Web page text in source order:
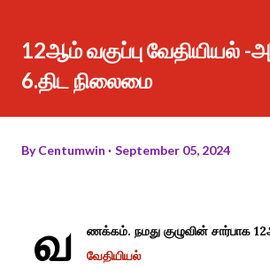
12ஆம் வகுப்பு வேதியியல் -
6.திட நிலைமை
ByCentumwin September 05, 2024
வ
ணக்கம். நமது குழுவின் சார்பாக
வேதியியல்